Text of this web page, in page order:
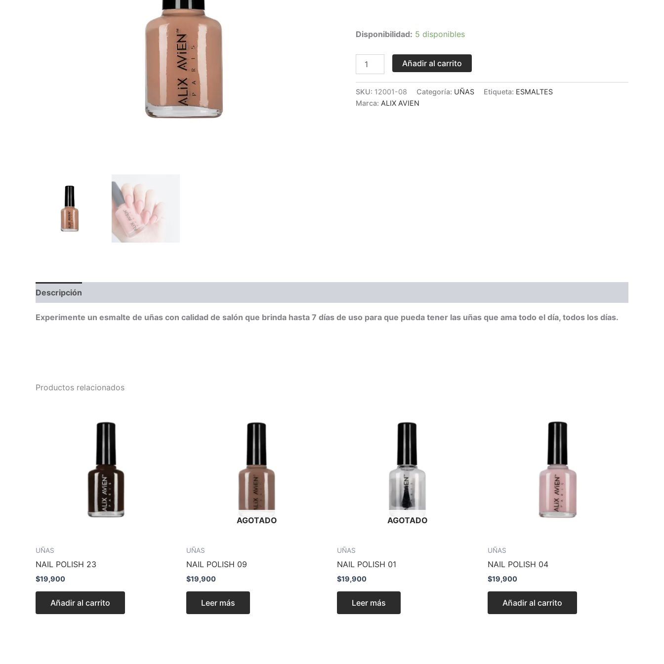
Disponibilidad: 5 disponibles
Añadir al carrito
SKU: 12001-08 Categoría: UÑAS Etiqueta: ESMALTES
Marca: ALIX AVIEN
Descripción
Experimente un esmalte de uñas con calidad de salón que brinda hasta 7 días de uso para que pueda tener las uñas que ama todo el día, todos los días.
Productos relacionados
UÑAS
NAIL POLISH 23
$19,900
Añadir al carrito
AGOTADO
UÑAS
NAIL POLISH 09
$19,900
Leer más
AGOTADO
UÑAS
NAIL POLISH 01
$19,900
Leer más
UÑAS
NAIL POLISH 04
$19,900
Añadir al carrito